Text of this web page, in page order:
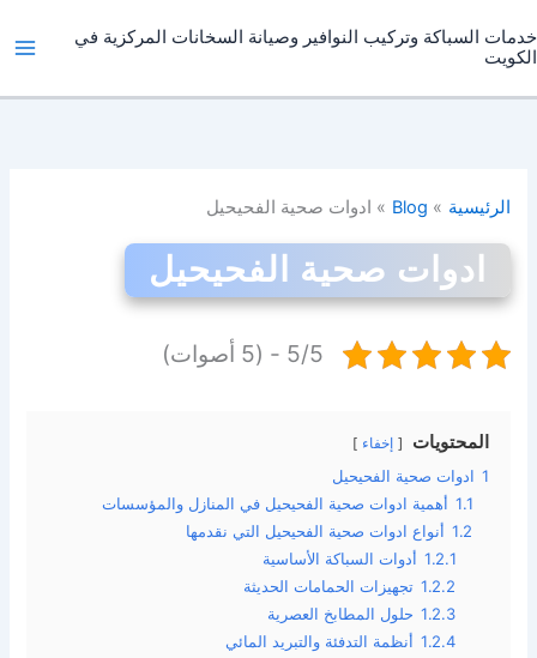
إلى
المحتوى
خدمات السباكة وتركيب النوافير وصيانة السخانات المركزية في
الكويت
الرئيسية Blog ادوات صحية الفحيحيل
ادوات صحية الفحيحيل
5/5 - (5 أصوات)
المحتويات إخفاء
1 ادوات صحية الفحيحيل
1.1 أهمية ادوات صحية الفحيحيل في المنازل والمؤسسات
1.2 أنواع ادوات صحية الفحيحيل التي نقدمها
1.2.1 أدوات السباكة الأساسية
1.2.2 تجهيزات الحمامات الحديثة
1.2.3 حلول المطابخ العصرية
1.2.4 أنظمة التدفئة والتبريد المائي